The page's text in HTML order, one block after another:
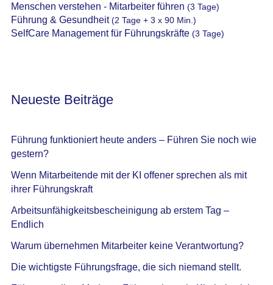
Menschen verstehen - Mitarbeiter führen (3 Tage)
Führung & Gesundheit(2 Tage + 3 x 90 Min.)
SelfCare Management für Führungskräfte(3 Tage)
Neueste Beiträge
Führung funktioniert heute anders – Führen Sie noch wie
gestern?
Wenn Mitarbeitende mit der KI offener sprechen als mit
ihrer Führungskraft
Arbeitsunfähigkeitsbescheinigung ab erstem Tag –
Endlich
Warum übernehmen Mitarbeiter keine Verantwortung?
Die wichtigste Führungsfrage, die sich niemand stellt.